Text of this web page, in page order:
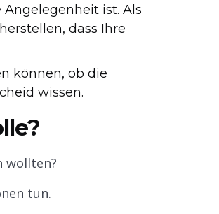
ist. Als
dass Ihre
können, ob die
wissen.
wollten?
tun.